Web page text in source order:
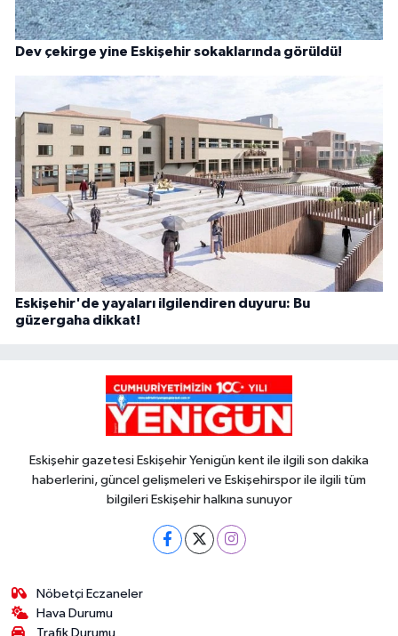
Dev çekirge yine Eskişehir sokaklarında görüldü!
Eskişehir'de yayaları ilgilendiren duyuru: Bu
güzergaha dikkat!
Eskişehir gazetesi Eskişehir Yenigün kent ile ilgili son dakika
haberlerini, güncel gelişmeleri ve Eskişehirspor ile ilgili tüm
bilgileri Eskişehir halkına sunuyor
Nöbetçi Eczaneler
Hava Durumu
Trafik Durumu